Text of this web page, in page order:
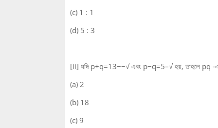
(c) 1 : 1
(d) 5 : 3
[ii] যদি p+q=13−−√ এবং p−q=5–√ হয়, তাহলে pq -
(a) 2
(b) 18
(c) 9